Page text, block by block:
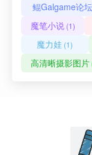
鲲Galgame论坛
魔笔小说(1)
魔力娃 (1)
高清晰摄影图片